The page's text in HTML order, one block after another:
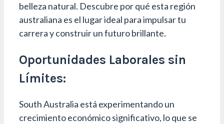
belleza natural. Descubre por qué esta región
australiana es el lugar ideal para impulsar tu
carrera y construir un futuro brillante.
Oportunidades Laborales sin
Límites:
South Australia está experimentando un
crecimiento económico significativo, lo que se